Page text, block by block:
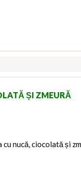
ȘI ZMEURĂ
nucă, ciocolată și